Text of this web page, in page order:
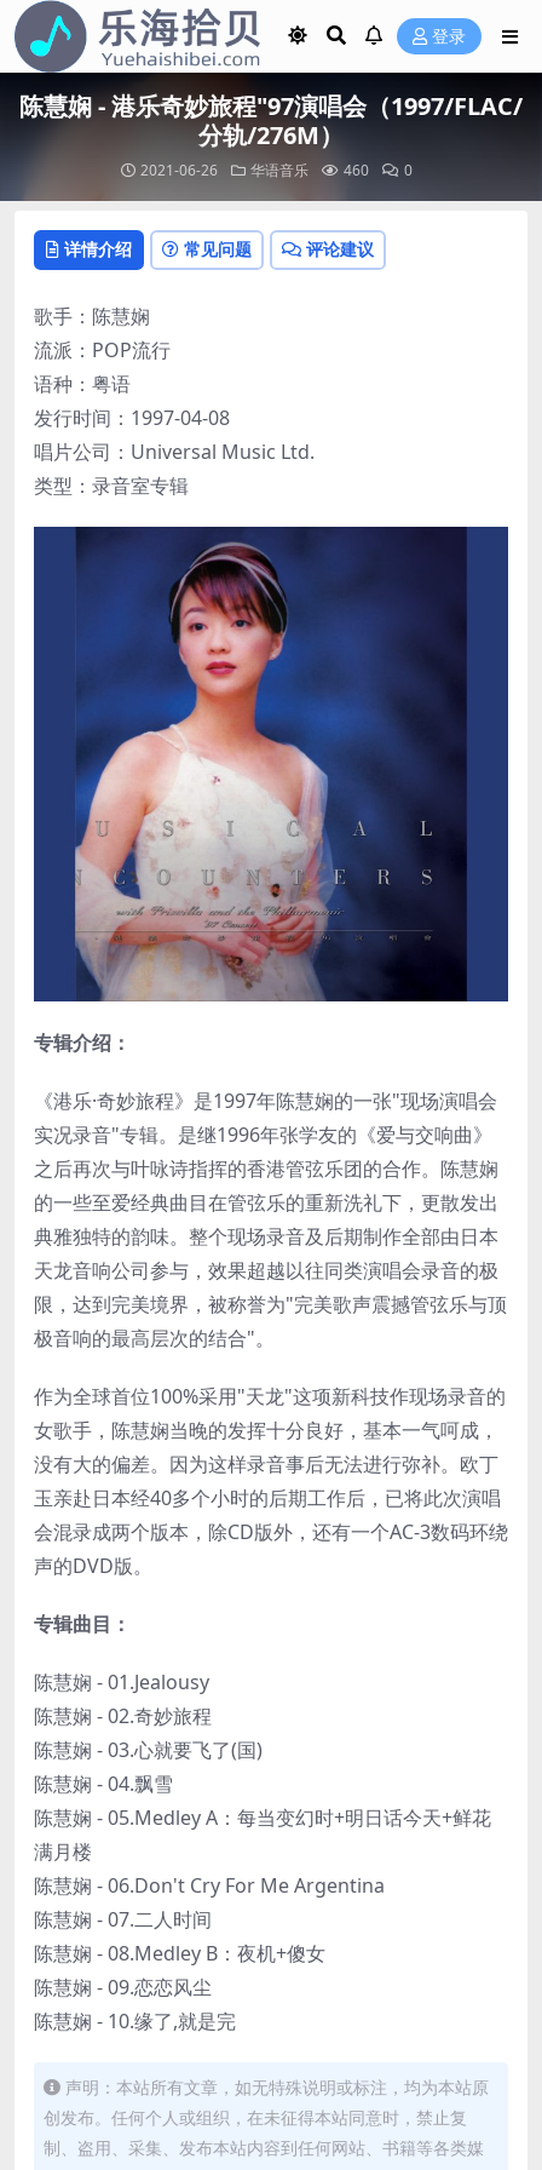
登录
陈慧娴 - 港乐奇妙旅程"97演唱会（1997/FLAC/
分轨/276M）
2021-06-26 华语音乐 460 0
详情介绍 常见问题 评论建议
歌手：陈慧娴
流派：POP流行
语种：粤语
发行时间：1997-04-08
唱片公司：Universal Music Ltd.
类型：录音室专辑
专辑介绍：
《港乐·奇妙旅程》是1997年陈慧娴的一张"现场演唱会
实况录音"专辑。是继1996年张学友的《爱与交响曲》
之后再次与叶咏诗指挥的香港管弦乐团的合作。陈慧娴
的一些至爱经典曲目在管弦乐的重新洗礼下，更散发出
典雅独特的韵味。整个现场录音及后期制作全部由日本
天龙音响公司参与，效果超越以往同类演唱会录音的极
限，达到完美境界，被称誉为"完美歌声震撼管弦乐与顶
极音响的最高层次的结合"。
作为全球首位100%采用"天龙"这项新科技作现场录音的
女歌手，陈慧娴当晚的发挥十分良好，基本一气呵成，
没有大的偏差。因为这样录音事后无法进行弥补。欧丁
玉亲赴日本经40多个小时的后期工作后，已将此次演唱
会混录成两个版本，除CD版外，还有一个AC-3数码环绕
声的DVD版。
专辑曲目：
陈慧娴 - 01.Jealousy
陈慧娴 - 02.奇妙旅程
陈慧娴 - 03.心就要飞了(国)
陈慧娴 - 04.飘雪
陈慧娴 - 05.Medley A：每当变幻时+明日话今天+鲜花
满月楼
陈慧娴 - 06.Don't Cry For Me Argentina
陈慧娴 - 07.二人时间
陈慧娴 - 08.Medley B：夜机+傻女
陈慧娴 - 09.恋恋风尘
陈慧娴 - 10.缘了,就是完
声明：本站所有文章，如无特殊说明或标注，均为本站原
创发布。任何个人或组织，在未征得本站同意时，禁止复
制、盗用、采集、发布本站内容到任何网站、书籍等各类媒